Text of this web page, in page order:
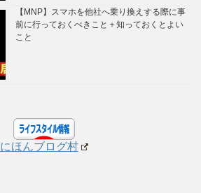
【MNP】スマホを他社へ乗り換えする際に事
前に行っておくべきこと＋知っておくとよい
こと
にほんブログ村